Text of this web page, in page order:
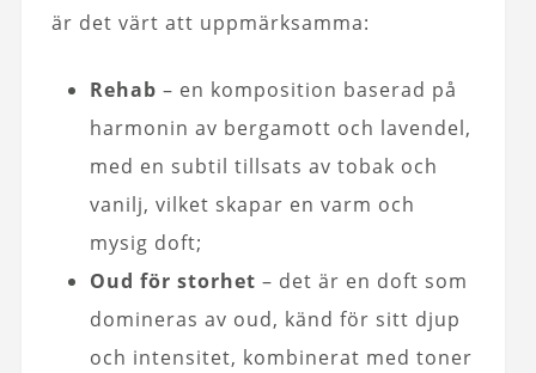
är det värt att uppmärksamma:
Rehab – en komposition baserad på
harmonin av bergamott och lavendel,
med en subtil tillsats av tobak och
vanilj, vilket skapar en varm och
mysig doft;
Oud för storhet – det är en doft som
domineras av oud, känd för sitt djup
och intensitet, kombinerat med toner